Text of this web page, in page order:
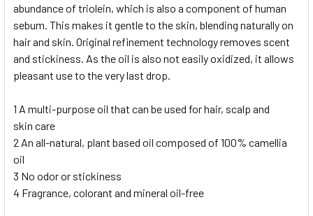
abundance of triolein, which is also a component of human
sebum. This makes it gentle to the skin, blending naturally on
hair and skin. Original refinement technology removes scent
and stickiness. As the oil is also not easily oxidized, it allows
pleasant use to the very last drop.
1 A multi-purpose oil that can be used for hair, scalp and
skin care
2 An all-natural, plant based oil composed of 100% camellia
oil
3 No odor or stickiness
4 Fragrance, colorant and mineral oil-free